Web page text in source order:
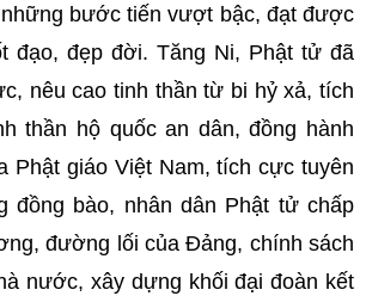
bước tiến vượt bậc, đạt được
đạo, đẹp đời. Tăng Ni, Phật tử đã
nêu cao tinh thần từ bi hỷ xả, tích
thần hộ quốc an dân, đồng hành
Phật giáo Việt Nam, tích cực tuyên
đồng bào, nhân dân Phật tử chấp
đường lối của Đảng, chính sách
nước, xây dựng khối đại đoàn kết